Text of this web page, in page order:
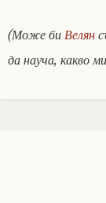
(Може би Велян
да науча, какво